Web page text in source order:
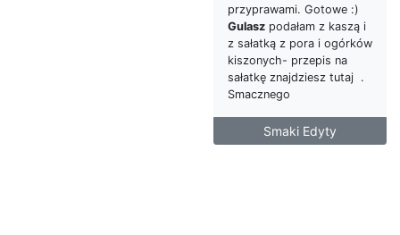
przyprawami. Gotowe :)
Gulasz podałam z kaszą i
z sałatką z pora i ogórków
kiszonych- przepis na
sałatkę znajdziesz tutaj .
Smacznego
Smaki Edyty